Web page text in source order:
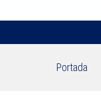
Portada